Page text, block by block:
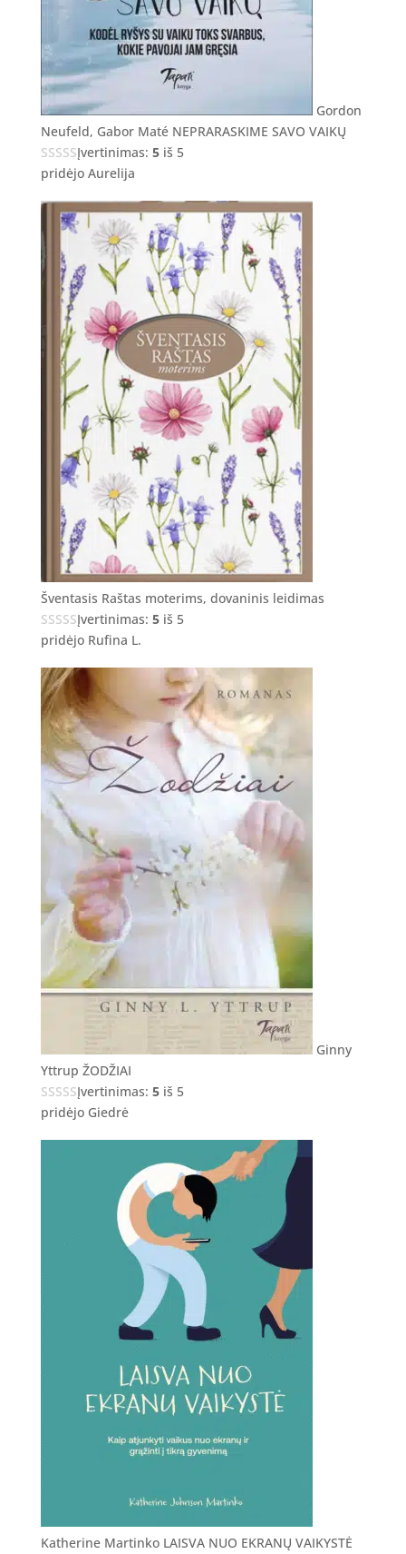
Gordon
Neufeld, Gabor Maté NEPRARASKIME SAVO VAIKŲ
Įvertinimas: 5iš 5
pridėjo Aurelija
Šventasis Raštas moterims, dovaninis leidimas
Įvertinimas: 5iš 5
pridėjo Rufina L.
Ginny
Yttrup ŽODŽIAI
Įvertinimas: 5iš 5
pridėjo Giedrė
Katherine Martinko LAISVA NUO EKRANŲ VAIKYSTĖ